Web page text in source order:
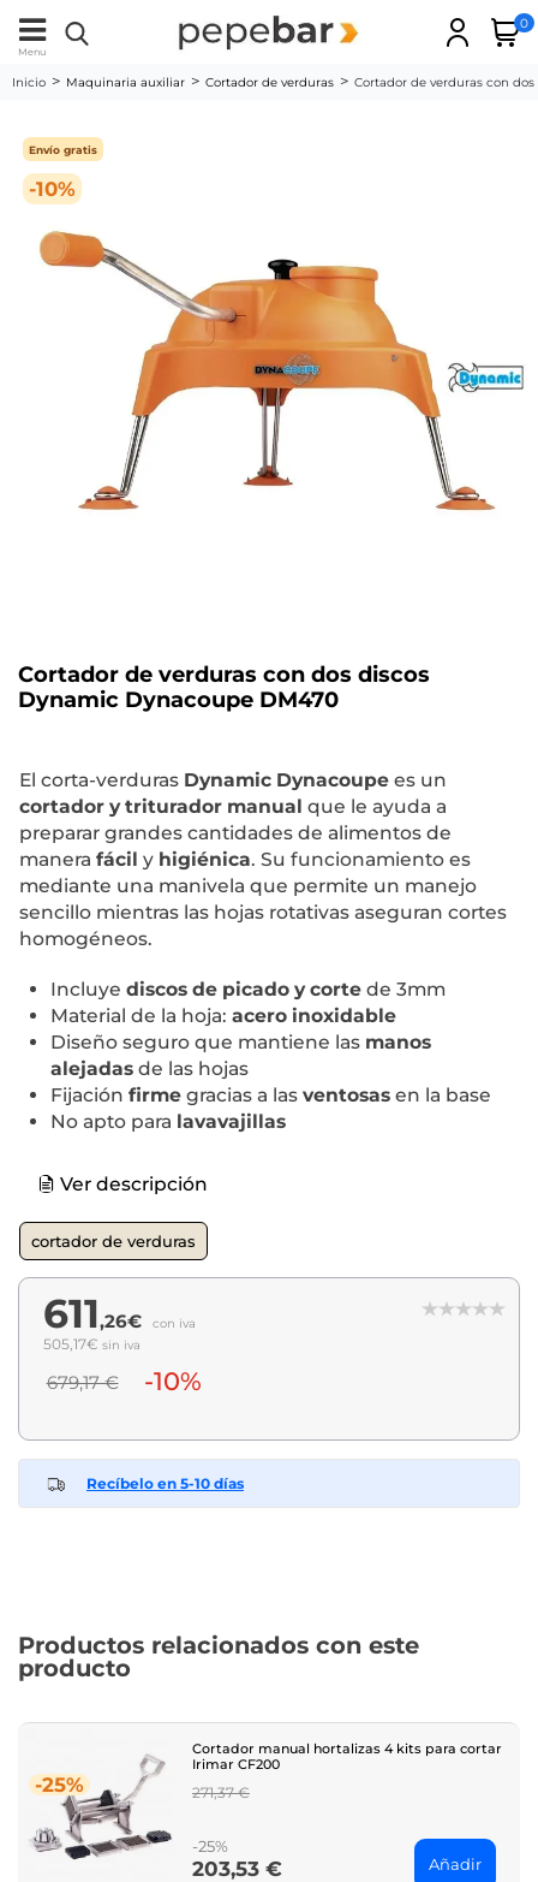
Menu
0
Inicio Maquinaria auxiliar Cortador de verduras Cortador de verduras con
-10%
Envío gratis
Cortador de verduras con dos discos
Dynamic Dynacoupe DM470
El corta-verduras Dynamic Dynacoupe es un
cortador y triturador manual que le ayuda a
preparar grandes cantidades de alimentos de
manera fácil y higiénica. Su funcionamiento es
mediante una manivela que permite un manejo
sencillo mientras las hojas rotativas aseguran cortes
homogéneos.
Incluye discos de picado y corte de 3mm
Material de la hoja: acero inoxidable
Diseño seguro que mantiene las manos
alejadas de las hojas
Fijación firme gracias a las ventosas en la base
No apto para lavavajillas
Ver descripción
cortador de verduras
611,26€ con iva
505,17€ sin iva
679,17 € -10%
Recíbelo en 5-10 días
Productos relacionados con este
producto
-25%
Cortador manual hortalizas 4 kits para cortar
Irimar CF200
Regular
271,37 €
-25%
Price
203,53 € Añadir